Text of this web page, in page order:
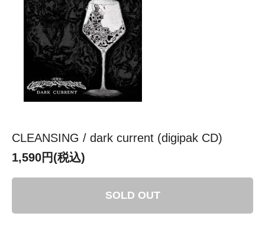
CLEANSING / dark current (digipak CD)
1,590円(税込)
SOLD OUT